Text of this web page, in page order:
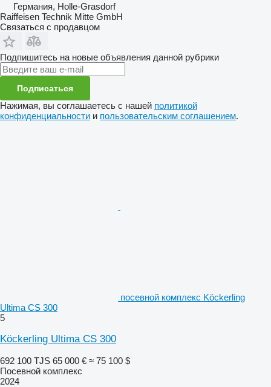
Германия, Holle-Grasdorf
Raiffeisen Technik Mitte GmbH
Связаться с продавцом
Подпишитесь на новые объявления данной рубрики
Подписаться
Нажимая, вы соглашаетесь с нашей политикой
конфиденциальности и пользовательским соглашением.
посевной комплекс Köckerling
Ultima CS 300
5
Köckerling Ultima CS 300
692 100 TJS 65 000 € ≈ 75 100 $
Посевной комплекс
2024